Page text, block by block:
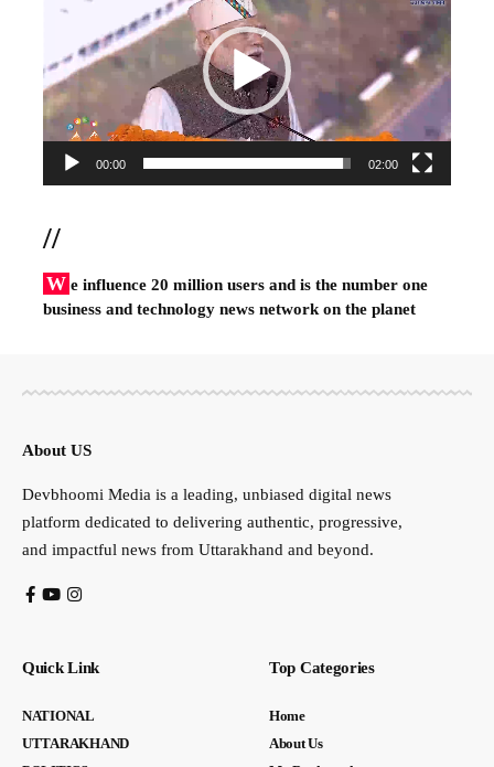
00:00 02:00
//
W e influence 20 million users and is the number one
business and technology news network on the planet
About US
Devbhoomi Media is a leading, unbiased digital news
platform dedicated to delivering authentic, progressive,
and impactful news from Uttarakhand and beyond.
Quick Link
NATIONAL
UTTARAKHAND
Top Categories
Home
About Us